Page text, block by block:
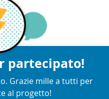
partecipato!
Grazie mille a tutti per
al progetto!